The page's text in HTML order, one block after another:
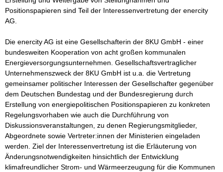
Positionspapieren sind Teil der Interessenvertretung der enercity
AG.
Die enercity AG ist eine Gesellschafterin der 8KU GmbH - einer
bundesweiten Kooperation von acht großen kommunalen
Energieversorgungsunternehmen. Gesellschaftsvertraglicher
Unternehmenszweck der 8KU GmbH ist u.a. die Vertretung
gemeinsamer politischer Interessen der Gesellschafter gegenüber
dem Deutschen Bundestag und der Bundesregierung durch
Erstellung von energiepolitischen Positionspapieren zu konkreten
Regelungsvorhaben wie auch die Durchführung von
Diskussionsveranstaltungen, zu denen Regierungsmitglieder,
Abgeordnete sowie Vertreter:innen der Ministerien eingeladen
werden. Ziel der Interessenvertretung ist die Erläuterung von
Änderungsnotwendigkeiten hinsichtlich der Entwicklung
klimafreundlicher Strom- und Wärmeerzeugung für die Kommunen